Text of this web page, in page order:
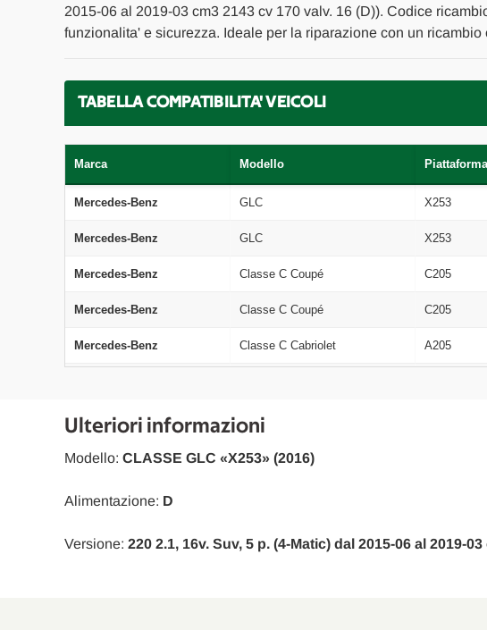
2015-06 al 2019-03 cm3 2143 cv 170 valv. 16 (D)). Codice
funzionalita' e sicurezza. Ideale per la riparazione con un
TABELLA COMPATIBILITA' VEICOLI
Marca Modello Piattaforma
Mercedes-Benz GLC X253
Mercedes-Benz GLC X253
Mercedes-Benz Classe C Coupé C205
Mercedes-Benz Classe C Coupé C205
Mercedes-Benz Classe C Cabriolet A205
Mercedes-Benz GLC Coupé
Ulteriori informazioni
Modello: CLASSE GLC «X253» (2016)
Versione: 220 2.1, 16v. Suv, 5 p. (4-Matic) dal 2015-06 al 2019-
Alimentazione: D